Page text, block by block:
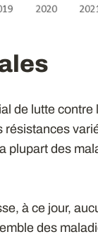
de lutte contre
résistances
plupart des
à ce jour,
des